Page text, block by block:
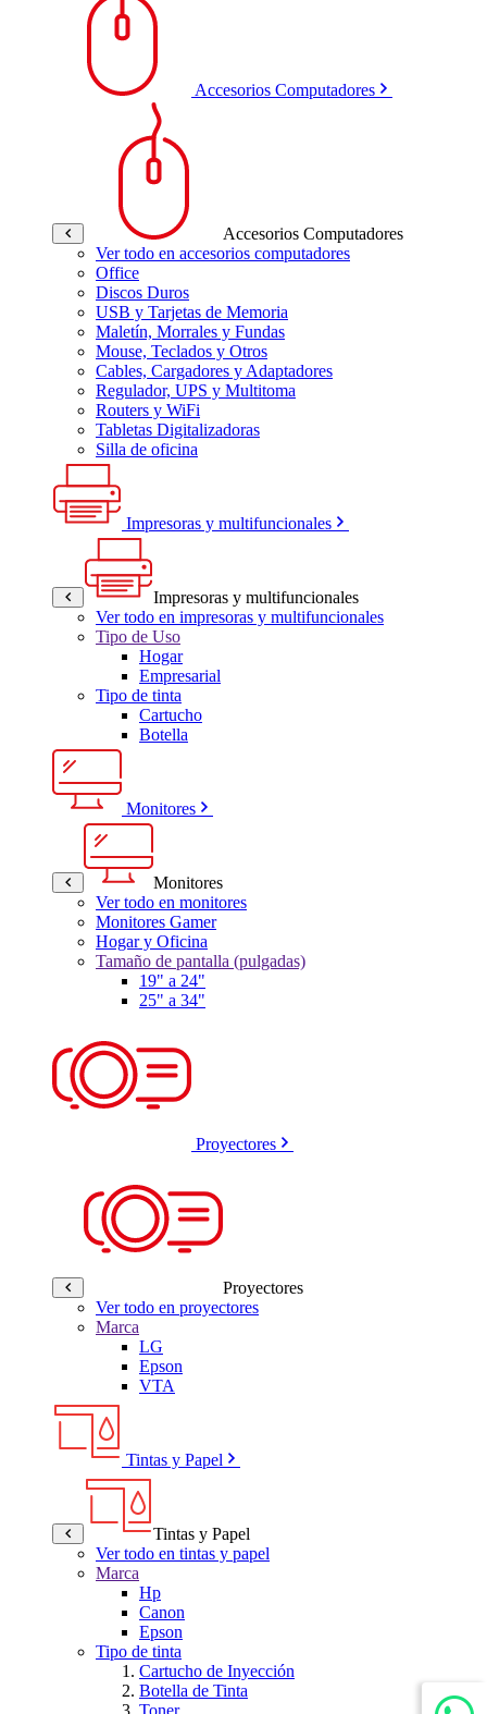
Accesorios Computadores
Accesorios Computadores
Ver todo en accesorios computadores
Office
Discos Duros
USB y Tarjetas de Memoria
Maletín, Morrales y Fundas
Mouse, Teclados y Otros
Cables, Cargadores y Adaptadores
Regulador, UPS y Multitoma
Routers y WiFi
Tabletas Digitalizadoras
Silla de oficina
Impresoras y multifuncionales
Impresoras y multifuncionales
Ver todo en impresoras y multifuncionales
Tipo de Uso
Hogar
Empresarial
Tipo de tinta
Cartucho
Botella
Monitores
Monitores
Ver todo en monitores
Monitores Gamer
Hogar y Oficina
Tamaño de pantalla (pulgadas)
19" a 24"
25" a 34"
Proyectores
Proyectores
Ver todo en proyectores
Marca
LG
Epson
VTA
Tintas y Papel
Tintas y Papel
Ver todo en tintas y papel
Marca
Hp
Canon
Epson
Tipo de tinta
Cartucho de Inyección
Botella de Tinta
Toner